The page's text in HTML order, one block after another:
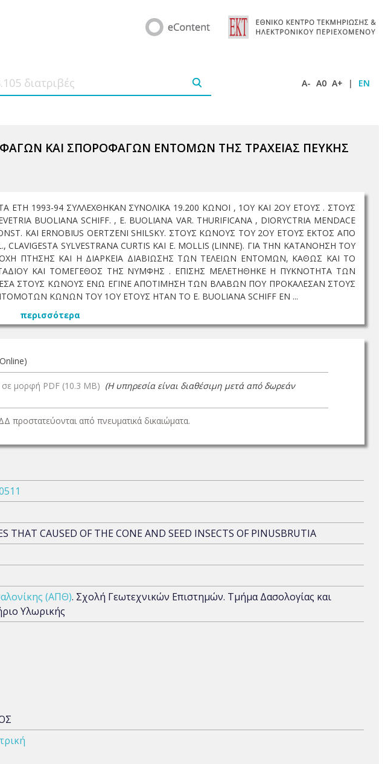
A- A0 A+ | EN
ΚΑΙ ΣΠΟΡΟΦΑΓΩΝ ΕΝΤΟΜΩΝ ΤΗΣ ΤΡΑΧΕΙΑΣ ΠΕΥΚΗΣ
ΕΤΗ 1993-94 ΣΥΛΛΕΧΘΗΚΑΝ ΣΥΝΟΛΙΚΑ 19.200 ΚΩΝΟΙ , 1ΟΥ ΚΑΙ 2ΟΥ ΕΤΟΥΣ . ΣΤΟΥΣ
BUOLIANA SCHIFF. , E. BUOLIANA VAR. THURIFICANA , DIORYCTRIA MENDACE
ΚΑΙ ERNOBIUS OERTZENI SHILSKY. ΣΤΟΥΣ ΚΩΝΟΥΣ ΤΟΥ 2ΟΥ ΕΤΟΥΣ ΕΚΤΟΣ ΑΠΟ
SYLVESTRANA CURTIS ΚΑΙ E. MOLLIS (LINNE). ΓΙΑ ΤΗΝ ΚΑΤΑΝΟΗΣΗ ΤΟΥ
ΠΤΗΣΗΣ ΚΑΙ Η ΔΙΑΡΚΕΙΑ ΔΙΑΒΙΩΣΗΣ ΤΩΝ ΤΕΛΕΙΩΝ ΕΝΤΟΜΩΝ, ΚΑΘΩΣ ΚΑΙ ΤΟ
ΚΑΙ ΤΟΜΕΓΕΘΟΣ ΤΗΣ ΝΥΜΦΗΣ . ΕΠΙΣΗΣ ΜΕΛΕΤΗΘΗΚΕ Η ΠΥΚΝΟΤΗΤΑ ΤΩΝ
ΣΤΟΥΣ ΚΩΝΟΥΣ ΕΝΩ ΕΓΙΝΕ ΑΠΟΤΙΜΗΣΗ ΤΩΝ ΒΛΑΒΩΝ ΠΟΥ ΠΡΟΚΑΛΕΣΑΝ ΣΤΟΥΣ
ΚΩΝΩΝ ΤΟΥ 1ΟΥ ΕΤΟΥΣ ΗΤΑΝ ΤΟ E. BUOLIANA SCHIFF ΕΝ ...
περισσότερα
σε μορφή PDF (10.3 MB) (Η υπηρεσία είναι διαθέσιμη μετά από δωρεάν
προστατεύονται από πνευματικά δικαιώματα.
THAT CAUSED OF THE CONE AND SEED INSECTS OF PINUSBRUTIA
(ΑΠΘ). Σχολή Γεωτεχνικών Επιστημών. Τμήμα Δασολογίας και
Υλωρικής